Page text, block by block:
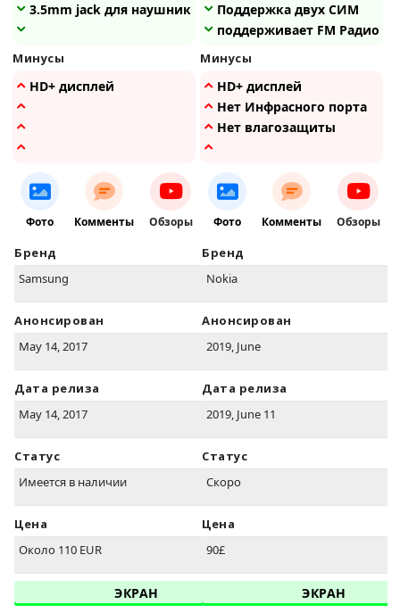
3.5mm jack для наушников
Минусы
HD+ дисплей
Фото Комменты Обзоры
Бренд
Samsung
Анонсирован
May 14, 2017
Дата релиза
May 14, 2017
Статус
Имеется в наличии
Цена
Около 110 EUR
ЭКРАН
Поддержка двух СИМ
поддерживает FM Радио
Минусы
HD+ дисплей
Нет Инфрасного порта
Нет влагозащиты
Фото Комменты Обзоры
Бренд
Nokia
Анонсирован
2019, June
Дата релиза
2019, June 11
Статус
Скоро
Цена
90£
ЭКРАН